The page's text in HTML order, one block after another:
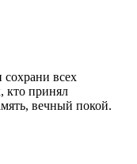
сохрани всех
кто принял
вечный покой.